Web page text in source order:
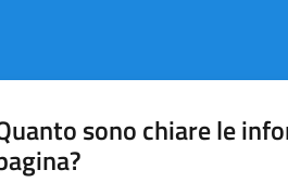
sono chiare le